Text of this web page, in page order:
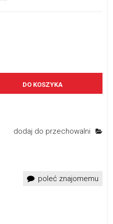
DO KOSZYKA
dodaj do przechowalni
poleć znajomemu